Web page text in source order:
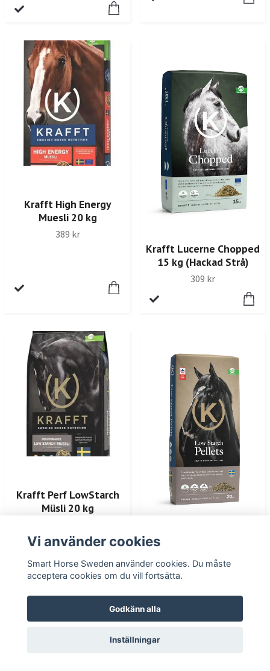
Krafft High Energy
Muesli 20 kg
389 kr
Krafft Lucerne Chopped
15 kg (Hackad Strå)
309 kr
Krafft Perf LowStarch
Müsli 20 kg
Krafft Perfom Low
379 kr
Vi använder cookies
Smart Horse Sweden använder cookies. Du måste
acceptera cookies om du vill fortsätta.
Godkänn alla
Inställningar